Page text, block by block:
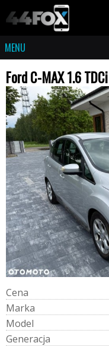
MENU
Ford C-MAX 1.6
Cena
Marka
Model
Generacja